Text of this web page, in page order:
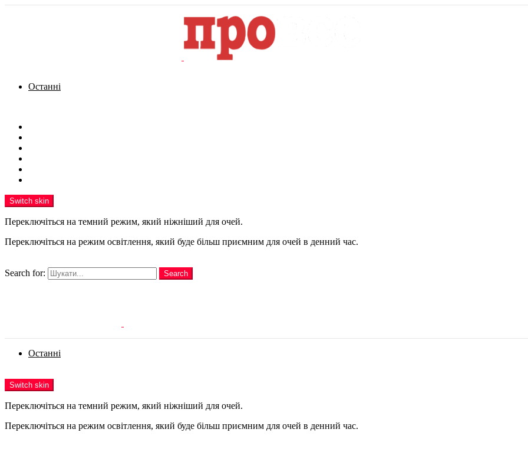
Останні
Switch skin
Переключіться на темний режим, який ніжніший для очей.
Переключіться на режим освітлення, який буде більш приємним для очей в денний час.
Search for:
Search
Останні
Switch skin
Переключіться на темний режим, який ніжніший для очей.
Переключіться на режим освітлення, який буде більш приємним для очей в денний час.